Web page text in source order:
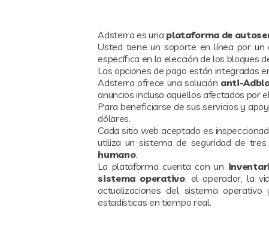
Adsterra es una plataforma de
Usted tiene un soporte en línea por un
específica en la elección de los bloques
Las opciones de pago están integradas
Adsterra ofrece una solución anti-
anuncios incluso aquellos afectados por
Para beneficiarse de sus servicios y
dólares.
Cada sitio web aceptado es
utiliza un sistema de seguridad de
humano.
La plataforma cuenta con un
sistema operativo, el operador, la
actualizaciones del sistema
estadísticas en tiempo real.